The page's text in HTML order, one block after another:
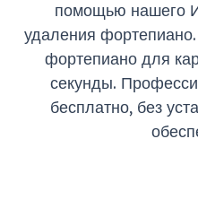
помощью нашего
удаления
фортепиано для
секунды.
бесплатно, без